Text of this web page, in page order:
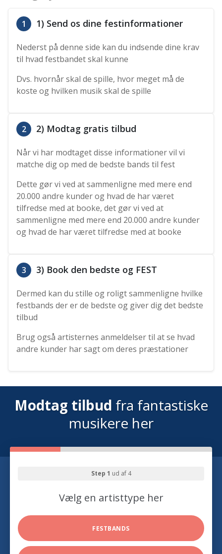
1 1) Send os dine festinformationer
Nederst på denne side kan du indsende dine krav
til hvad festbandet skal kunne
Dvs. hvornår skal de spille, hvor meget må de
koste og hvilken musik skal de spille
2 2) Modtag gratis tilbud
Når vi har modtaget disse informationer vil vi
matche dig op med de bedste bands til fest
Dette gør vi ved at sammenligne med mere end
20.000 andre kunder og hvad de har været
tilfredse med at booke, det gør vi ved at
sammenligne med mere end 20.000 andre kunder
og hvad de har været tilfredse med at booke
3 3) Book den bedste og FEST
Dermed kan du stille og roligt sammenligne hvilke
festbands der er de bedste og giver dig det bedste
tilbud
Brug også artisternes anmeldelser til at se hvad
andre kunder har sagt om deres præstationer
Modtag tilbud fra fantastiske
musikere her
Step 1 ud af 4
Vælg en artisttype her
FESTBANDS